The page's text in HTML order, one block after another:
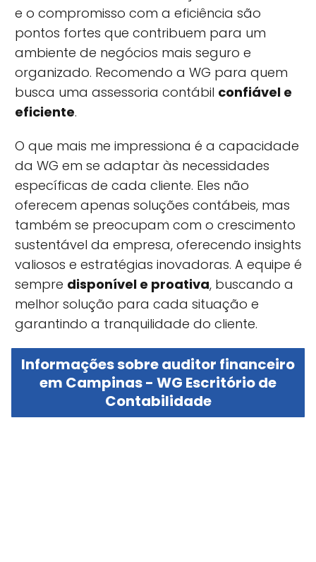
e o compromisso com a eficiência são
pontos fortes que contribuem para um
ambiente de negócios mais seguro e
organizado. Recomendo a WG para quem
busca uma assessoria contábil confiável e
eficiente.
O que mais me impressiona é a capacidade
da WG em se adaptar às necessidades
específicas de cada cliente. Eles não
oferecem apenas soluções contábeis, mas
também se preocupam com o crescimento
sustentável da empresa, oferecendo insights
valiosos e estratégias inovadoras. A equipe é
sempre disponível e proativa, buscando a
melhor solução para cada situação e
garantindo a tranquilidade do cliente.
Informações sobre auditor financeiro
em Campinas - WG Escritório de
Contabilidade